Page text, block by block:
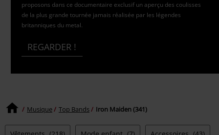
proposons dans ce documentaire exclusif un aperçu des coulisses
de la plus grande tournée jamais réalisée par les légendes
britanniques du metal.
REGARDER !
Musique Top Bands Iron Maiden (341)